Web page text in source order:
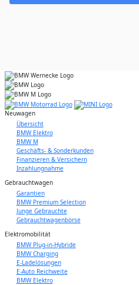
Neuwagen
Übersicht
BMW Elektro
BMW M
Geschäfts- & Sonderkunden
Finanzieren & Versichern
Inzahlungnahme
Gebrauchtwagen
Garantien
BMW Premium Selection
Junge Gebrauchte
Gebrauchtwagenbörse
Elektromobilität
BMW Plug-in-Hybride
BMW Charging
E-Ladelösungen
E-Auto Reichweite
BMW Elektro